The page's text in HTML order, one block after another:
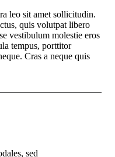
leo sit amet sollicitudin.
quis volutpat libero
vestibulum molestie eros
tempus, porttitor
Cras a neque quis
sed